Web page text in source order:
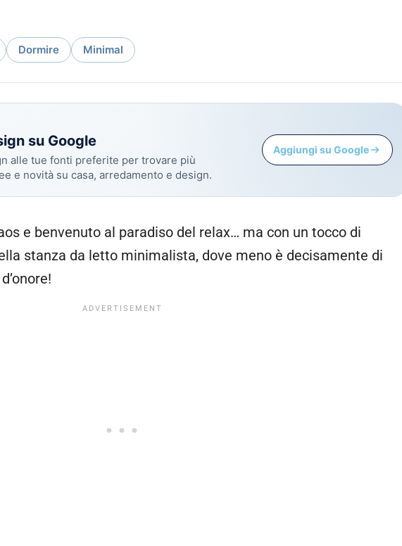
Dormire Minimal
su Google
alle tue fonti preferite per trovare più
e novità su casa, arredamento e design.
Aggiungi su Google
e benvenuto al paradiso del relax… ma con un tocco di
stanza da letto minimalista, dove meno è decisamente di